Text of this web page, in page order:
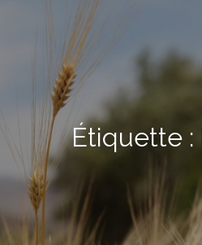
Étiquette :